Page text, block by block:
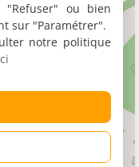
ou bien
sur "Paramétrer".
notre politique